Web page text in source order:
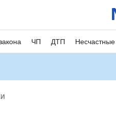
ЧП ДТП Несчастные